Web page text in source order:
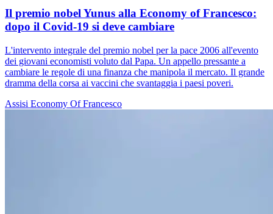
Il premio nobel Yunus alla Economy of Francesco:
dopo il Covid-19 si deve cambiare
L'intervento integrale del premio nobel per la pace 2006 all'evento
dei giovani economisti voluto dal Papa. Un appello pressante a
cambiare le regole di una finanza che manipola il mercato. Il grande
dramma della corsa ai vaccini che svantaggia i paesi poveri.
Assisi Economy Of Francesco